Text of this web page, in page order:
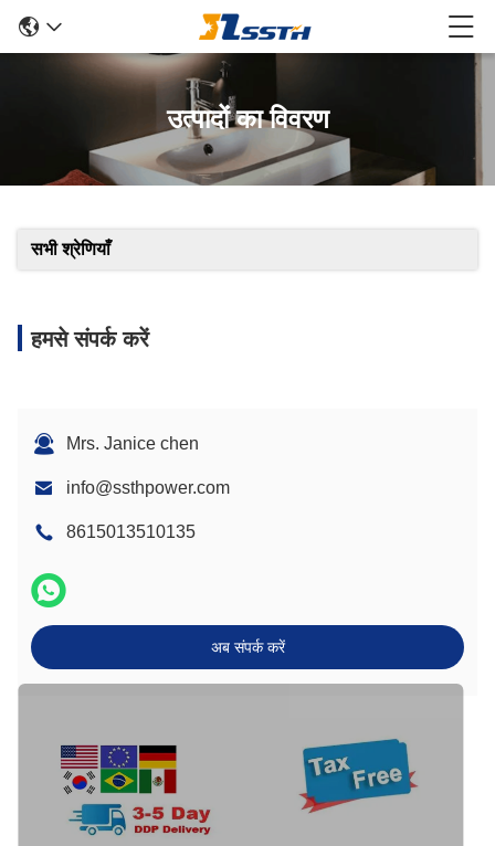
उत्पादों का विवरण
सभी श्रेणियाँ
हमसे संपर्क करें
Mrs. Janice chen
info@ssthpower.com
8615013510135
अब संपर्क करें